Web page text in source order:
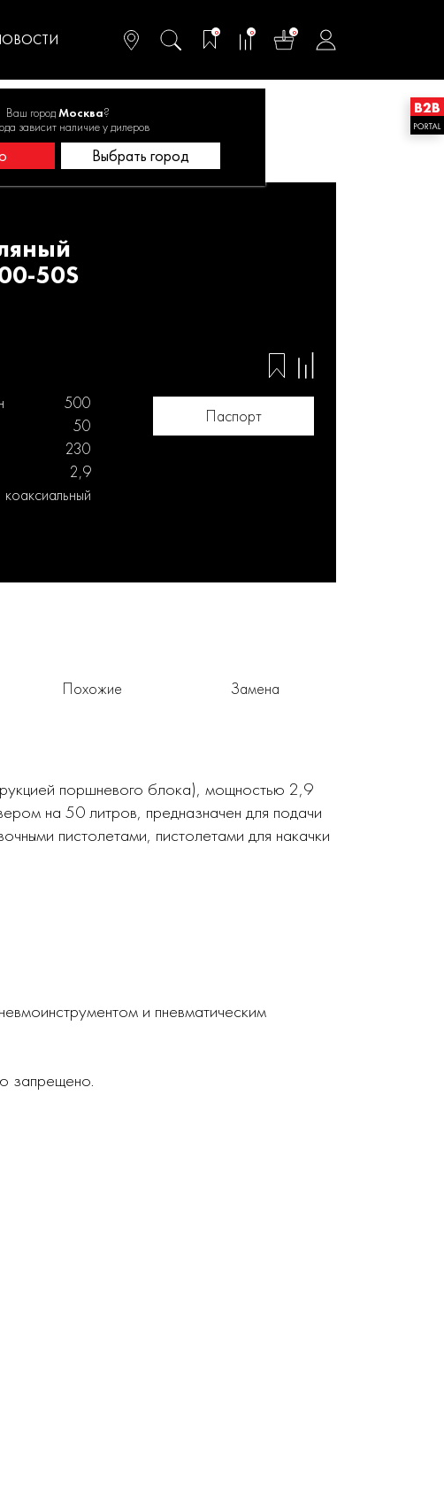
садоводства 0 0 0
Ваш городМосква?
зависит наличие у дилеров
Выбрать город
малошумный ACF 500-50S
50S
500
50
230
2,9
коаксиальный
Паспорт
Похожие Замена
поршневого блока), мощностью 2,9
на 50 литров, предназначен для подачи
пистолетами, пистолетами для накачки
и пневматическим
запрещено.